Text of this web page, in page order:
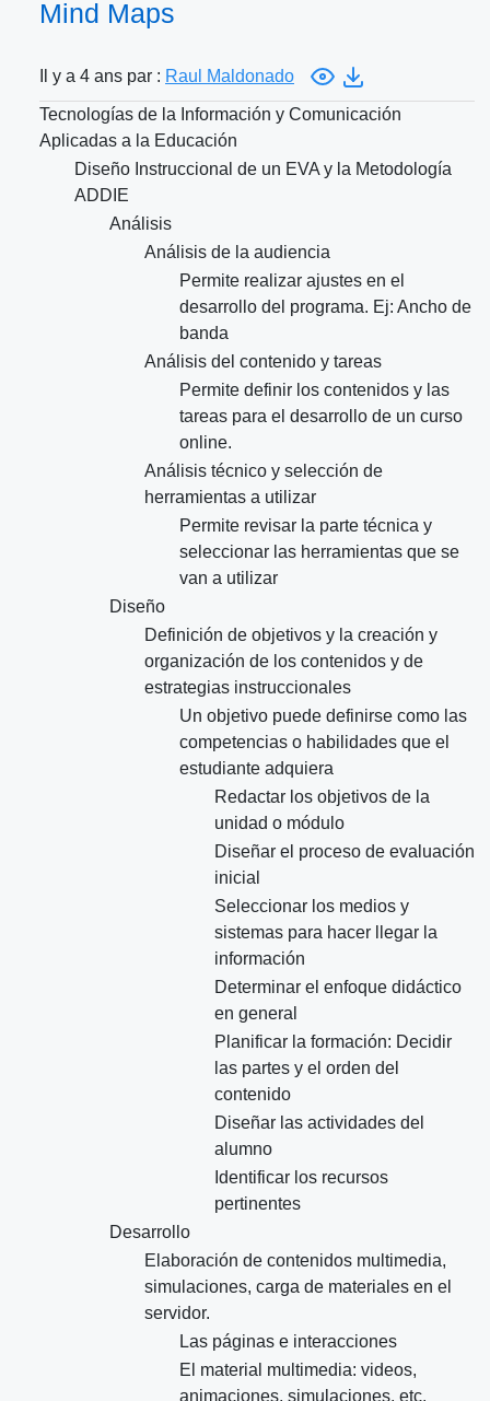
Mind Maps
Il y a 4 ans par : Raul Maldonado
Tecnologías de la Información y Comunicación
Aplicadas a la Educación
Diseño Instruccional de un EVA y la Metodología
ADDIE
Análisis
Análisis de la audiencia
Permite realizar ajustes en el
desarrollo del programa. Ej: Ancho de
banda
Análisis del contenido y tareas
Permite definir los contenidos y las
tareas para el desarrollo de un curso
online.
Análisis técnico y selección de
herramientas a utilizar
Permite revisar la parte técnica y
seleccionar las herramientas que se
van a utilizar
Diseño
Definición de objetivos y la creación y
organización de los contenidos y de
estrategias instruccionales
Un objetivo puede definirse como las
competencias o habilidades que el
estudiante adquiera
Redactar los objetivos de la
unidad o módulo
Diseñar el proceso de evaluación
inicial
Seleccionar los medios y
sistemas para hacer llegar la
información
Determinar el enfoque didáctico
en general
Planificar la formación: Decidir
las partes y el orden del
contenido
Diseñar las actividades del
alumno
Identificar los recursos
pertinentes
Desarrollo
Elaboración de contenidos multimedia,
simulaciones, carga de materiales en el
servidor.
Las páginas e interacciones
El material multimedia: videos,
animaciones, simulaciones, etc.